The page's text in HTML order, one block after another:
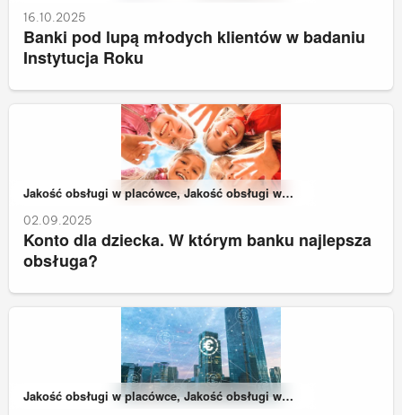
16.10.2025
Banki pod lupą młodych klientów w badaniu
Instytucja Roku
Należy do kategorii:
Jakość obsługi w placówce, Jakość obsługi w
02.09.2025
Konto dla dziecka. W którym banku najlepsza
obsługa?
Należy do kategorii:
Jakość obsługi w placówce, Jakość obsługi w